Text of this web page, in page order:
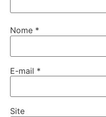
Nome *
E-mail *
Site